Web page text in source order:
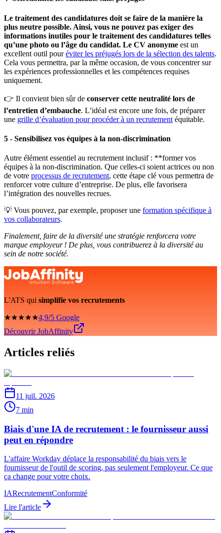
Le traitement des candidatures doit se faire de la manière la
plus neutre possible. Ainsi, vous ne pouvez pas exiger des
informations inutiles pour le traitement des candidatures telles
qu’une photo ou l’âge du candidat. Le CV anonyme est un
excellent outil pouréviter les préjugés lors de la sélection des talents.
Cela vous permettra, par la même occasion, de vous concentrer sur
les expériences professionnelles et les compétences requises
uniquement.
👉 Il convient bien sûr de conserver cette neutralité lors de
l’entretien d’embauche. L’idéal est encore une fois, de préparer
une grille d’évaluation pour procéder à un recrutement équitable.
5 - Sensibilisez vos équipes à la non-discrimination
Autre élément essentiel au recrutement inclusif : **former vos
équipes à la non-discrimination. Que celles-ci soient actrices ou non
de votre processus de recrutement, cette étape clé vous permettra de
renforcer votre culture d’entreprise. De plus, elle favorisera
l’intégration des nouvelles recrues.
💡 Vous pouvez, par exemple, proposer une formation spécifique à
vos collaborateurs.
Finalement, faire de la diversité une stratégie renforcera votre
marque employeur ! De plus, vous contribuerez à la diversité au
sein de notre société.
L'ATS qui simplifie vos recrutements
★★★★★4,9/5 Google
Découvrir JobAffinity
Articles reliés
11 juil. 2026
7 min
Biais d'une IA de recrutement : le fournisseur aussi
peut en répondre
L'affaire Workday déplace la responsabilité du biais vers le
fournisseur de l'outil de scoring, pas seulement l'employeur. Ce que
ça change pour votre choix.
IARecrutementConformité
Lire l'article